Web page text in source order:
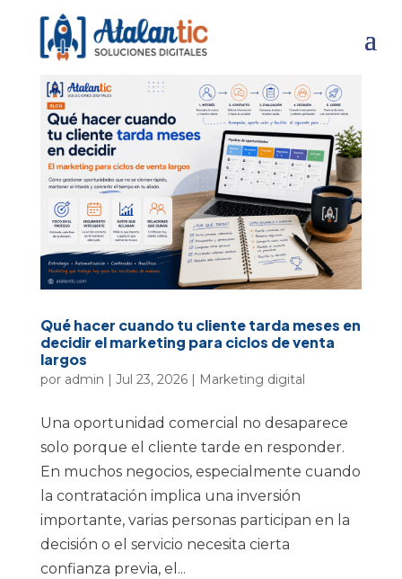
Qué hacer cuando tu cliente tarda meses en
decidir el marketing para ciclos de venta
largos
por admin | Jul 23, 2026| Marketing digital
Una oportunidad comercial no desaparece
solo porque el cliente tarde en responder.
En muchos negocios, especialmente cuando
la contratación implica una inversión
importante, varias personas participan en la
decisión o el servicio necesita cierta
confianza previa, el...